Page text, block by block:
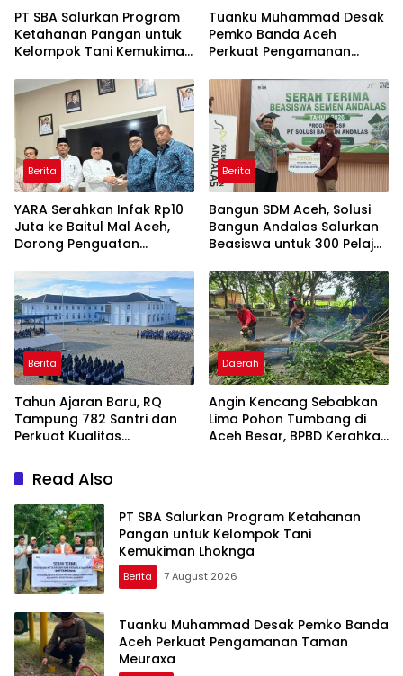
PT SBA Salurkan Program
Ketahanan Pangan untuk
Kelompok Tani Kemukiman
Tuanku Muhammad Desak
Pemko Banda Aceh
Perkuat Pengamanan
Berita
YARA Serahkan Infak Rp10
Juta ke Baitul Mal Aceh,
Dorong Penguatan
Amanah
Berita
Bangun SDM Aceh, Solusi
Bangun Andalas Salurkan
Beasiswa untuk 300 Pelajar
Berita
Tahun Ajaran Baru, RQ
Tampung 782 Santri dan
Perkuat Kualitas
Daerah
Angin Kencang Sebabkan
Lima Pohon Tumbang di
Aceh Besar, BPBD Kerahkan
Read Also
PT SBA Salurkan Program Ketahanan
Pangan untuk Kelompok Tani
Kemukiman Lhoknga
Berita 7 August 2026
Tuanku Muhammad Desak Pemko Banda
Aceh Perkuat Pengamanan Taman
Meuraxa